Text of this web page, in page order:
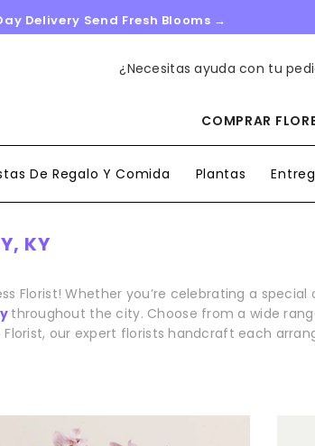
Delivery Send Fresh Blooms →
¿Necesitas ayuda con tu
COMPRAR
De Regalo Y Comida Plantas
KY
Florist! Whether you’re celebrating a
throughout the city. Choose from a wide
Florist, our expert florists handcraft each